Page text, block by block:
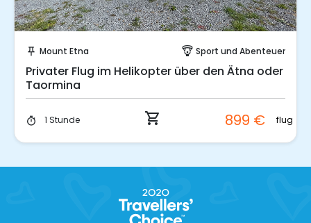
push_pin Mount Etna paragliding Sport und Abenteuer
Privater Flug im Helikopter über den Ätna oder
Taormina
timer 1 Stunde shopping_cart 899 € flug